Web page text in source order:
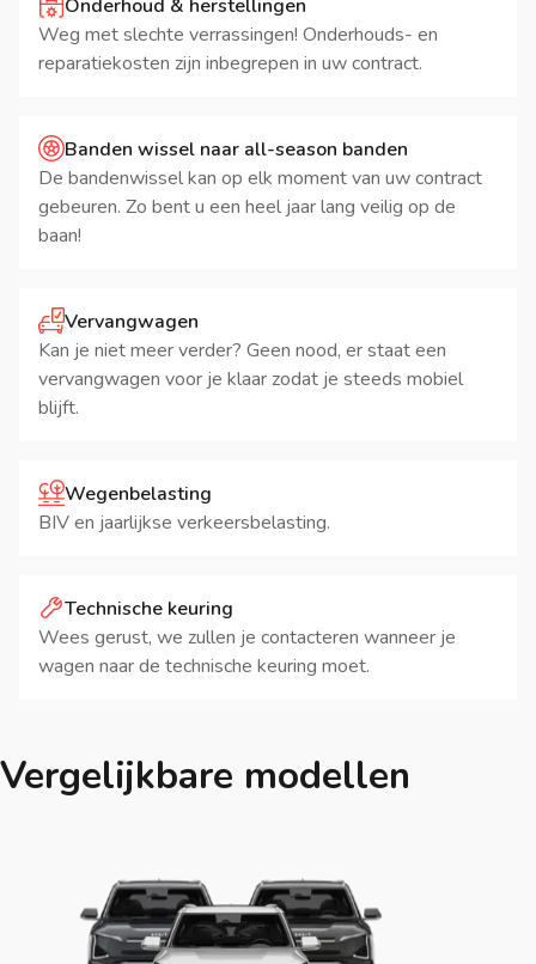
Vergelijkbare modellen
Onderhoud & herstellingen
Weg met slechte verrassingen! Onderhouds- en
reparatiekosten zijn inbegrepen in uw contract.
Banden wissel naar all-season banden
De bandenwissel kan op elk moment van uw contract
gebeuren. Zo bent u een heel jaar lang veilig op de
baan!
Vervangwagen
Kan je niet meer verder? Geen nood, er staat een
vervangwagen voor je klaar zodat je steeds mobiel
blijft.
Wegenbelasting
BIV en jaarlijkse verkeersbelasting.
Technische keuring
Wees gerust, we zullen je contacteren wanneer je
wagen naar de technische keuring moet.